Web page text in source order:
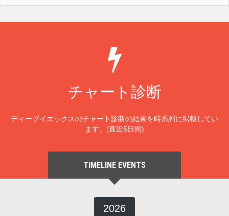
チャート診断
ディーブイエックスのチャート診断の結果を時系列に掲載してい
ます。(直近5日間)
TIMELINE EVENTS
2026